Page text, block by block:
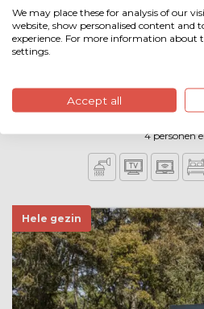
De Specht is een premium
uitzicht over het natuurzwembad, Deze
4 personen
Hele gezin
We may place these for analysis of our
website, show personalised content and
experience. For more information about
settings.
Accept all